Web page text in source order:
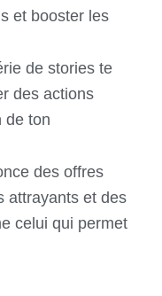
et booster les
de stories te
des actions
de ton
des offres
attrayants et des
celui qui permet